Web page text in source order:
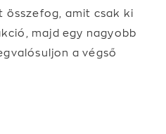
amit csak ki
majd egy nagyobb
a végső